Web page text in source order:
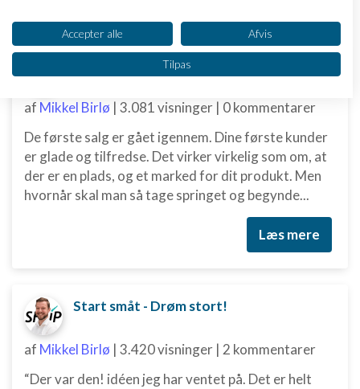
af Mikkel Birlø | 3.081 visninger | 0 kommentarer
De første salg er gået igennem. Dine første kunder
er glade og tilfredse. Det virker virkelig som om, at
der er en plads, og et marked for dit produkt. Men
hvornår skal man så tage springet og begynde...
Læs mere
Start småt - Drøm stort!
af Mikkel Birlø | 3.420 visninger | 2 kommentarer
“Der var den! idéen jeg har ventet på. Det er helt
Se partnerliste (2 IAB-leverandører)
Vi bruger dine data til følgende formål:
IAB's behandlingsformål:
Opbevare og/eller tilgå oplysninger på en
enhed
Bruge begrænsede oplysninger til at vælge
annoncering
Oprette profiler til tilpasset annoncering
Bruge profiler til at vælge tilpasset indhold
Måle annonceringseffektivitet
Måle indholdseffektivitet
Accepter alle Afvis
Tilpas